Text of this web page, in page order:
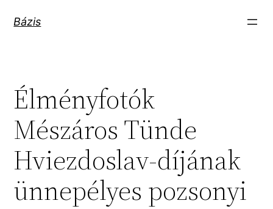
Bázis
Élményfotók
Mészáros Tünde
Hviezdoslav-díjának
ünnepélyes pozsonyi